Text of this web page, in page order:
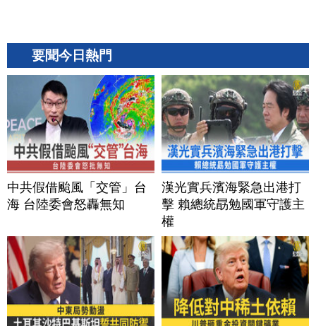
要聞今日熱門
中共假借颱風「交管」台
海 台陸委會怒轟無知
漢光實兵濱海緊急出港打
擊 賴總統勗勉國軍守護主
權